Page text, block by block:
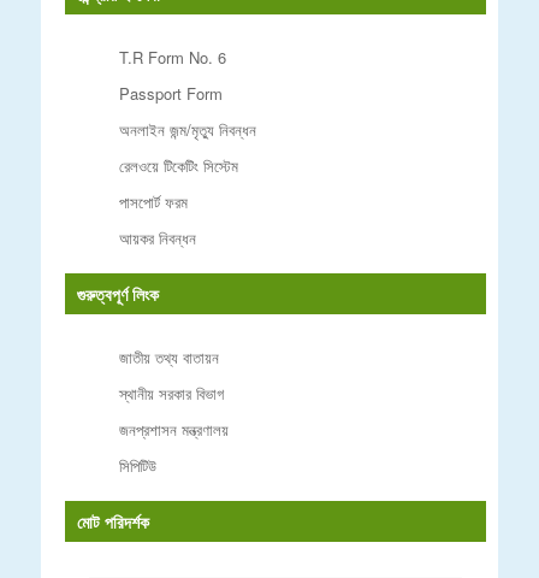
T.R Form No. 6
Passport Form
অনলাইন জন্ম/মৃত্যু নিবন্ধন
রেলওয়ে টিকেটিং সিস্টেম
পাসপোর্ট ফরম
আয়কর নিবন্ধন
গুরুত্বপূর্ণ লিংক
জাতীয় তথ্য বাতায়ন
স্থানীয় সরকার বিভাগ
জনপ্রশাসন মন্ত্রণালয়
সিপিটিউ
মোট পরিদর্শক